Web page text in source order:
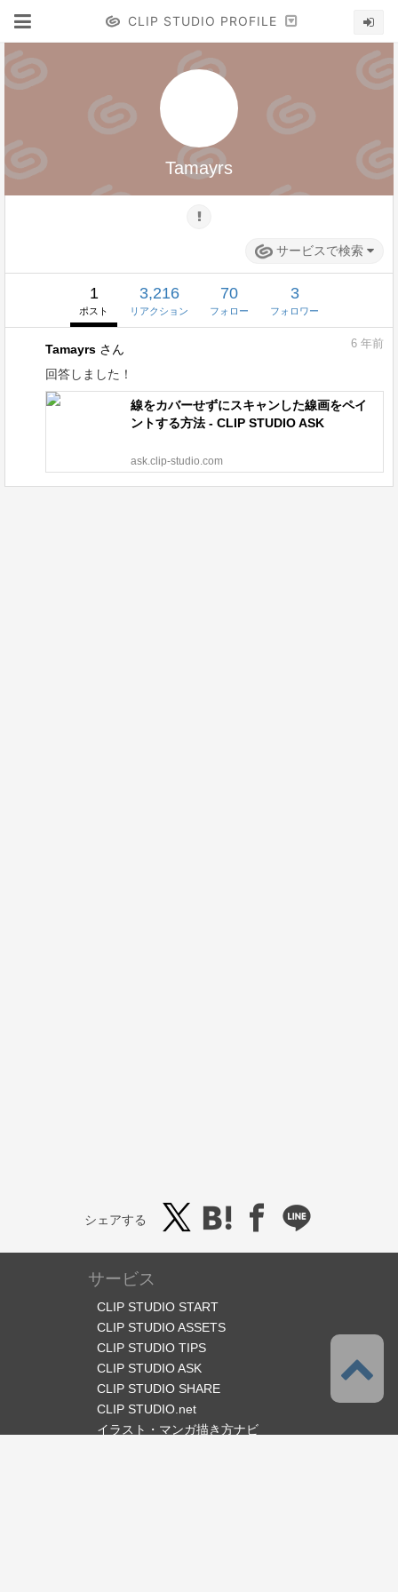
CLIP STUDIO PROFILE
Tamayrs
サービスで検索
1
ポスト
3,216
リアクション
70
フォロー
3
フォロワー
Tamayrs さん
回答しました！
6 年前
線をカバーせずにスキャンした線画をペイ
ントする方法 - CLIP STUDIO ASK
ask.clip-studio.com
シェアする
サービス
CLIP STUDIO START
CLIP STUDIO ASSETS
CLIP STUDIO TIPS
CLIP STUDIO ASK
CLIP STUDIO SHARE
CLIP STUDIO.net
イラスト・マンガ描き方ナビ